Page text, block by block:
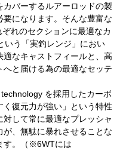
バーするルアーロッドの製
になります。そんな豊富な
れのセクションに最適なカ
いう「実釣レンジ」におい
なキャストフィールと、高
と届ける為の最適なセッテ
を採用したカーボ
復元力が強い」という特性
して常に最適なプレッシャ
、無駄に暴れさせることな
す。（※6WTには